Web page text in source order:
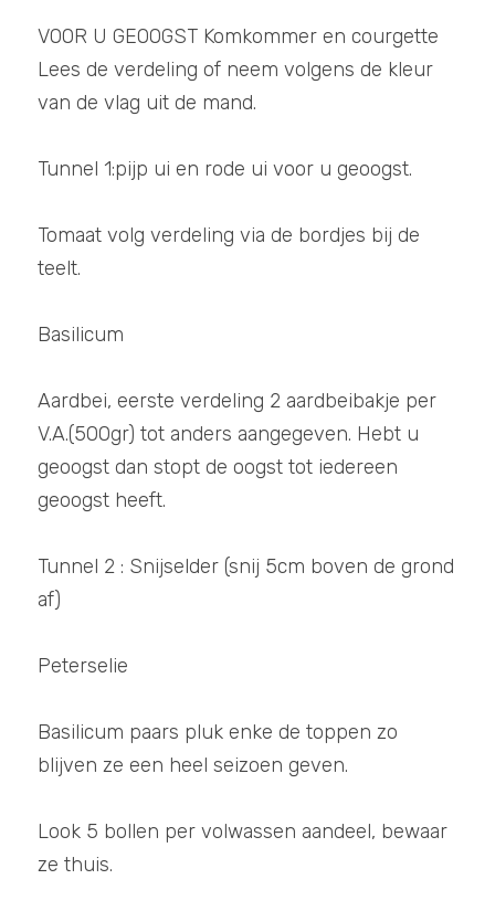
VOOR U GEOOGST Komkommer en courgette
Lees de verdeling of neem volgens de kleur
van de vlag uit de mand.
Tunnel 1:pijp ui en rode ui voor u geoogst.
Tomaat volg verdeling via de bordjes bij de
teelt.
Basilicum
Aardbei, eerste verdeling 2 aardbeibakje per
V.A.(500gr) tot anders aangegeven. Hebt u
geoogst dan stopt de oogst tot iedereen
geoogst heeft.
Tunnel 2 : Snijselder (snij 5cm boven de grond
af)
Peterselie
Basilicum paars pluk enke de toppen zo
blijven ze een heel seizoen geven.
Look 5 bollen per volwassen aandeel, bewaar
ze thuis.